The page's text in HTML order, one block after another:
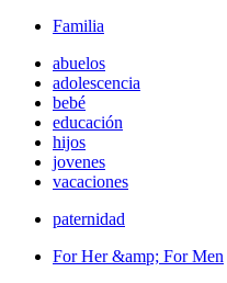
Familia
abuelos
adolescencia
bebé
educación
hijos
jovenes
vacaciones
paternidad
For Her &amp; For Men